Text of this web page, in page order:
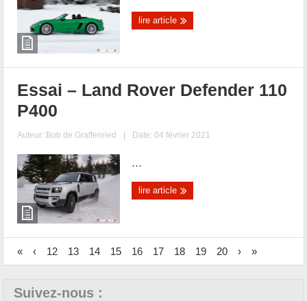
lire article
Essai – Land Rover Defender 110
P400
Auteur: Bob de Graffenried | Date: 04 février 2021
...
lire article
« ‹ 12 13 14 15 16 17 18 19 20 › »
Suivez-nous :